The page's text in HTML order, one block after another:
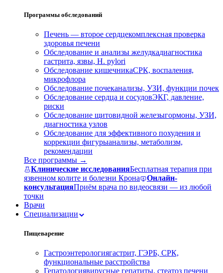
Программы обследований
Печень — второе сердцекомплексная проверка
здоровья печени
Обследование и анализы желудкадиагностика
гастрита, язвы, H. pylori
Обследование кишечникаСРК, воспаления,
микрофлора
Обследование почеканализы, УЗИ, функции почек
Обследование сердца и сосудовЭКГ, давление,
риски
Обследование щитовидной железыгормоны, УЗИ,
диагностика узлов
Обследование для эффективного похудения и
коррекции фигурыанализы, метаболизм,
рекомендации
Все программы →
Клинические исследованияБесплатная терапия при
язвенном колите и болезни Крона
Онлайн-
консультацияПриём врача по видеосвязи — из любой
точки
Врачи
Специализации
Пищеварение
Гастроэнтерологиягастрит, ГЭРБ, СРК,
функциональные расстройства
Гепатологиявирусные гепатиты, стеатоз печени